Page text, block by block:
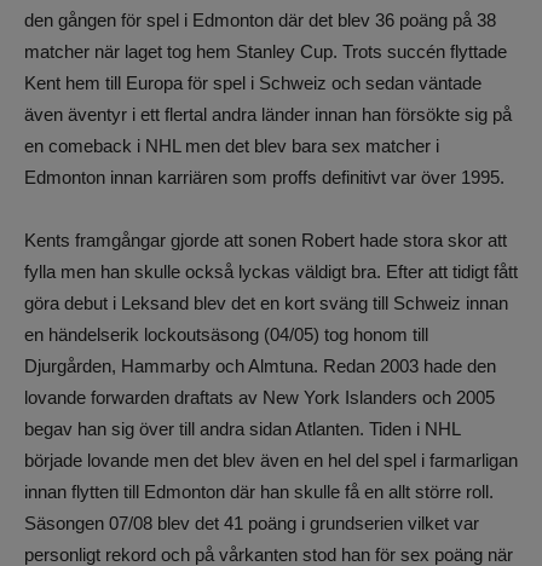
den gången för spel i Edmonton där det blev 36 poäng på 38
matcher när laget tog hem Stanley Cup. Trots succén flyttade
Kent hem till Europa för spel i Schweiz och sedan väntade
även äventyr i ett flertal andra länder innan han försökte sig på
en comeback i NHL men det blev bara sex matcher i
Edmonton innan karriären som proffs definitivt var över 1995.
Kents framgångar gjorde att sonen Robert hade stora skor att
fylla men han skulle också lyckas väldigt bra. Efter att tidigt fått
göra debut i Leksand blev det en kort sväng till Schweiz innan
en händelserik lockoutsäsong (04/05) tog honom till
Djurgården, Hammarby och Almtuna. Redan 2003 hade den
lovande forwarden draftats av New York Islanders och 2005
begav han sig över till andra sidan Atlanten. Tiden i NHL
började lovande men det blev även en hel del spel i farmarligan
innan flytten till Edmonton där han skulle få en allt större roll.
Säsongen 07/08 blev det 41 poäng i grundserien vilket var
personligt rekord och på vårkanten stod han för sex poäng när